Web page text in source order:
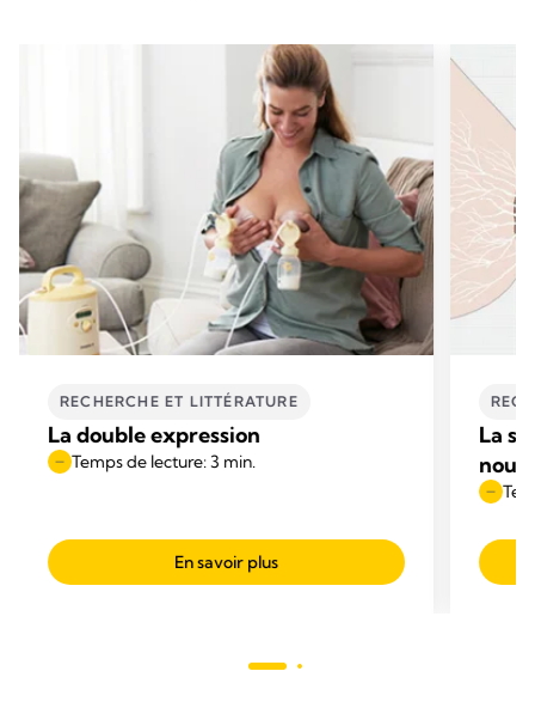
RECHERCHE ET LITTÉRATURE
La double expression
Temps de lecture: 3 min.
En savoir plus
La